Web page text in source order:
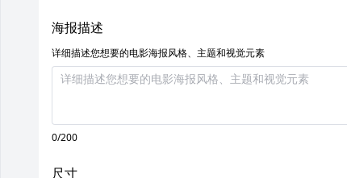
海报描述
详细描述您想要的电影海报风格、主题和视觉元素
0/200
尺寸